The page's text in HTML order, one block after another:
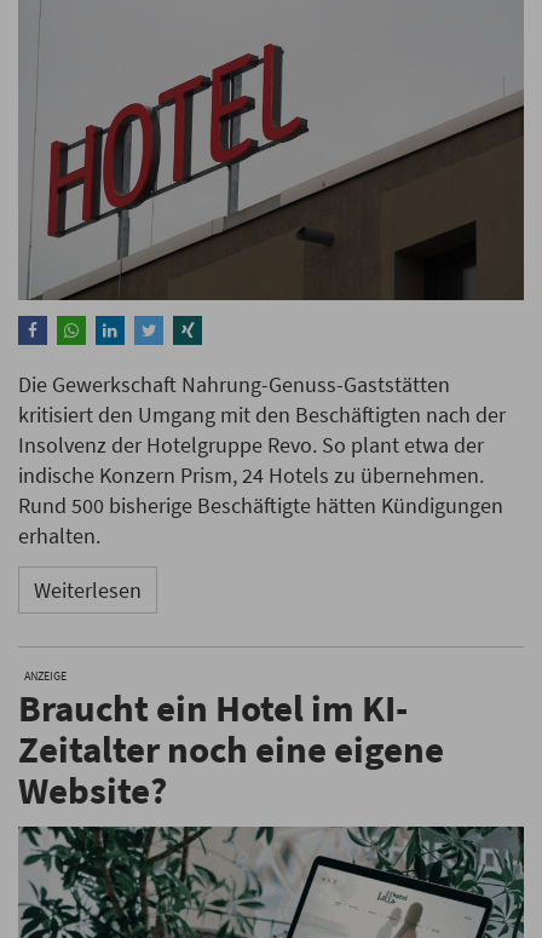
Die Gewerkschaft Nahrung-Genuss-Gaststätten
kritisiert den Umgang mit den Beschäftigten nach der
Insolvenz der Hotelgruppe Revo. So plant etwa der
indische Konzern Prism, 24 Hotels zu übernehmen.
Rund 500 bisherige Beschäftigte hätten Kündigungen
erhalten.
Weiterlesen
ANZEIGE
Braucht ein Hotel im KI-
Zeitalter noch eine eigene
Website?